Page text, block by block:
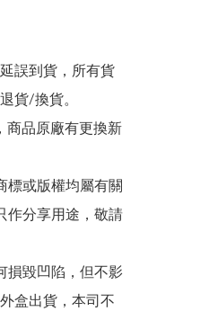
誤到貨，所有貨
貨/換貨。
商品原廠有更換新
標或版權均屬有關
作分享用途，敬請
損毀凹陷，但不影
盒出貨，本司不